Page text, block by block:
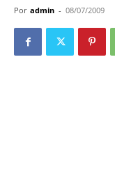
Por admin - 08/07/2009